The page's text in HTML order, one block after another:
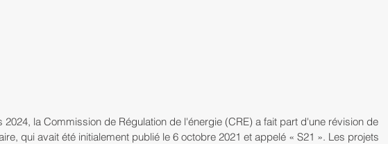
2024, la Commission de Régulation de l'énergie (CRE) a fait part d'une révision de
qui avait été initialement publié le 6 octobre 2021 et appelé « S21 ». Les projets